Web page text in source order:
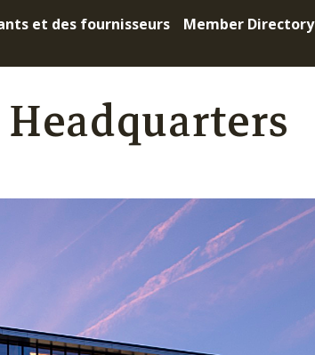
et des fournisseurs Member Directory